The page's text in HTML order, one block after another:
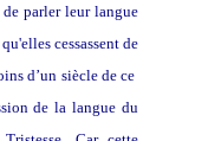
parler leur langue
cessassent de
d’un siècle de ce
de la langue du